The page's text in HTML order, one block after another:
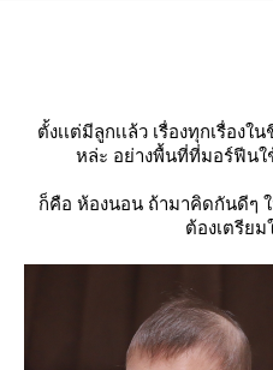
ตั้งเเต่มีลูกเเล้ว เรื่องทุกเรื่อ
หล่ะ อย่างพื้นที่ที่มอร์ฟีนใ
ก็คือ ห้องนอน ถ้ามาคิดกันดีๆ
ต้องเตรียม